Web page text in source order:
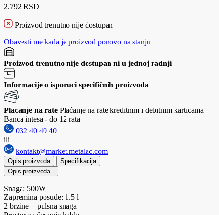
2.792 RSD
Proizvod trenutno nije dostupan
Obavesti me kada je proizvod ponovo na stanju
Proizvod trenutno nije dostupan ni u jednoj radnji
Informacije o isporuci specifičnih proizvoda
Plaćanje na rate Plaćanje na rate kreditnim i debitnim karticama
Banca intesa - do 12 rata
032 40 40 40
ili
kontakt@market.metalac.com
Opis proizvoda
Specifikacija
Opis proizvoda -
Snaga: 500W
Zapremina posude: 1.5 l
2 brzine + pulsna snaga